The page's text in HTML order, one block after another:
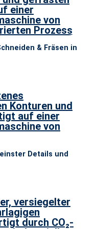
& Fräsen in
Details und